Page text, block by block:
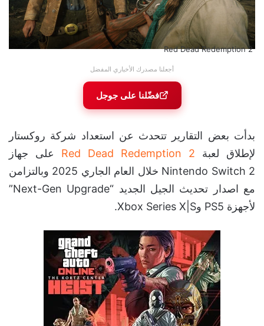
Red Dead Redemption 2
أجعلنا مصدرك الأخباري المفضل
فضّلنا على جوجل
بدأت بعض التقارير تتحدث عن استعداد شركة روكستار
لإطلاق لعبة Red Dead Redemption 2 على جهاز
Nintendo Switch 2 خلال العام الجاري 2025 وبالتزامن
مع اصدار تحديث الجيل الجديد “Next-Gen Upgrade”
لأجهزة PS5 وXbox Series X|S.